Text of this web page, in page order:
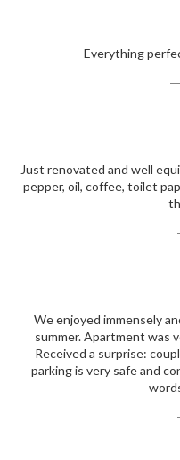
Everything
―
Just renovated and well
pepper, oil, coffee, toilet
We enjoyed immensely
summer. Apartment was
Received a surprise:
parking is very safe and